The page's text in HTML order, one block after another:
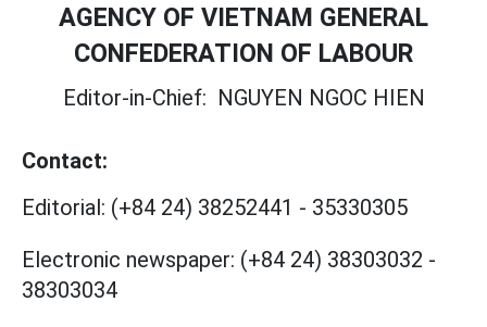
AGENCY OF VIETNAM GENERAL
CONFEDERATION OF LABOUR
Editor-in-Chief: NGUYEN NGOC HIEN
Contact:
Editorial: (+84 24) 38252441 - 35330305
Electronic newspaper: (+84 24) 38303032 -
38303034